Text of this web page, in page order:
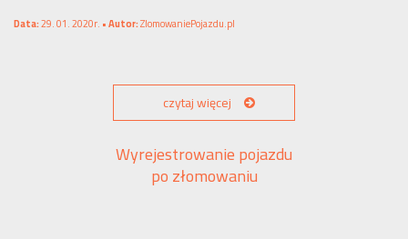
Data:29. 01. 2020r. •Autor:ZlomowaniePojazdu.pl
czytaj więcej
Wyrejestrowanie pojazdu
po złomowaniu